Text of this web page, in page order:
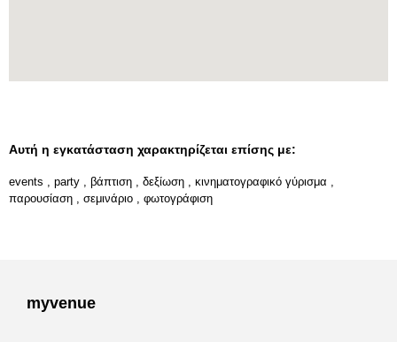
Αυτή η εγκατάσταση χαρακτηρίζεται επίσης με:
events , party , βάπτιση , δεξίωση , κινηματογραφικό γύρισμα ,
παρουσίαση , σεμινάριο , φωτογράφιση
myvenue